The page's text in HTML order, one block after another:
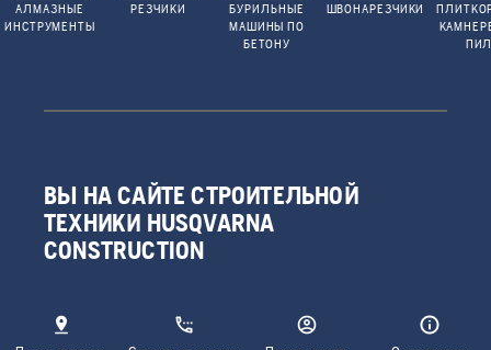
АЛМАЗНЫЕ
ИНСТРУМЕНТЫ
РЕЗЧИКИ
БУРИЛЬНЫЕ
МАШИНЫ ПО
БЕТОНУ
ШВОНАРЕЗЧИКИ
ВЫ НА САЙТЕ СТРОИТЕЛЬНОЙ
ТЕХНИКИ HUSQVARNA
CONSTRUCTION